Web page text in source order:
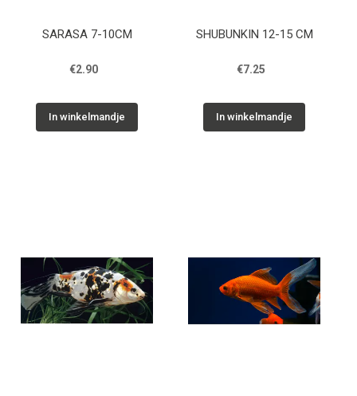
SARASA 7-10CM
€2.90
In winkelmandje
SHUBUNKIN 12-15 CM
€7.25
In winkelmandje